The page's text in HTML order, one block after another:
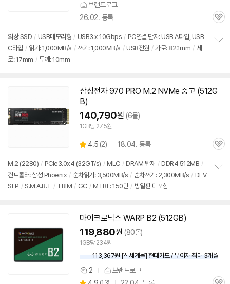
브랜드로그
26.02. 등록
관
외장 SSD / USB메모리형 / USB3.x 10Gbps / PC연결 단자: USB A타입, USB
C타입 / 읽기: 1,000MB/s / 쓰기: 1,000MB/s / USB전원 / 가로: 82.1mm / 세
로: 17mm / 두께: 10mm
삼성전자 970 PRO M.2 NVMe 중고 (512G
B)
140,790원 (6몰)
1GB당 275원
별
점
4.5 (상
리
뷰
2) 18.04. 등록
관
M.2 (2280) / PCIe3.0x4 (32GT/s) / MLC / DRAM 탑재 / DDR4 512MB /
컨트롤러: 삼성 Phoenix / 순차읽기: 3,500MB/s / 순차쓰기: 2,300MB/s / DEV
SLP / S.M.A.R.T / TRIM / GC / MTBF: 150만 / 방열판 미포함
마이크로닉스 WARP B2 (512GB)
119,880원 (80몰)
1GB당 234원
113,367원 [신세계몰] 현대카드 / 무이자 최대 3개월
상 2 브랜드로그 세부정보 열기/접기